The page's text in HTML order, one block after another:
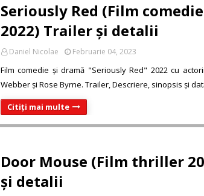
Seriously Red (Film
2022) Trailer și detalii
Daniel Nicolae Februarie 04, 2023
Film comedie și dramă "Seriously Red" 2022 cu
Webber și Rose Byrne. Trailer, Descriere, sinopsis și
Citiți mai multe
Door Mouse (Film thriller
și detalii